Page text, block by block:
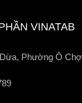
VINATAB
Phường Ô